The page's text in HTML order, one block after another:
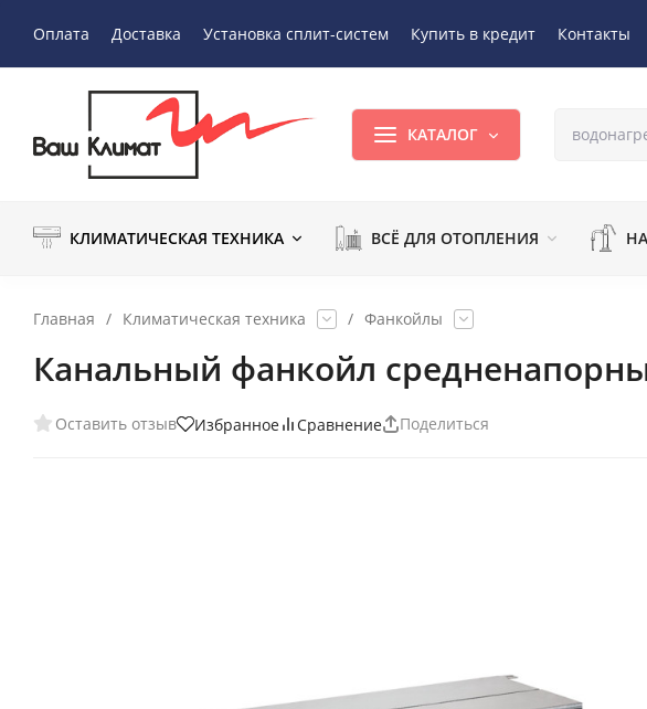
Оплата Доставка Установка сплит-систем Купить в кредит Контакты
КАТАЛОГ
КЛИМАТИЧЕСКАЯ ТЕХНИКА ВСЁ ДЛЯ ОТОПЛЕНИЯ
Главная / Климатическая техника / Фанкойлы
Канальный фанкойл
Оставить отзыв Избранное Сравнение Поделиться